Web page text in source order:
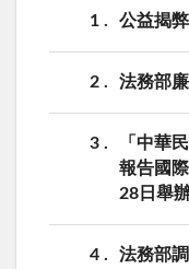
1 公益揭
2 法務部
3
「中華
報告國
28日舉
4
法務部